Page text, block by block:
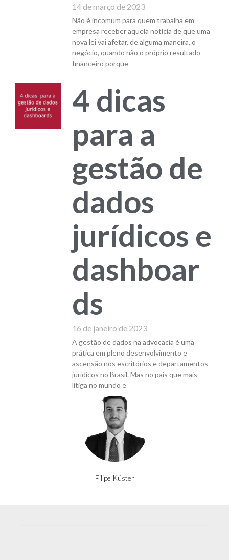
Filipe Küster
14 de março de 2023
Não é incomum para quem trabalha em
empresa receber aquela notícia de que uma
nova lei vai afetar, de alguma maneira, o
negócio, quando não o próprio resultado
financeiro porque
4 dicas
para a
gestão de
dados
jurídicos e
dashboar
ds
16 de janeiro de 2023
A gestão de dados na advocacia é uma
prática em pleno desenvolvimento e
ascensão nos escritórios e departamentos
jurídicos no Brasil. Mas no país que mais
litiga no mundo e